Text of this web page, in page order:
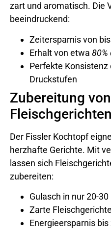
zart und aromatisch. Die
beeindruckend:
Zeitersparnis von
Erhalt von etwa 80%
Perfekte
Druckstufen
Zubereitung
Fleischgerichten
Der Fissler Kochtopf
herzhafte Gerichte. Mit
lassen sich
zubereiten:
Gulasch in nur 20-
Zarte
Energieersparnis bis